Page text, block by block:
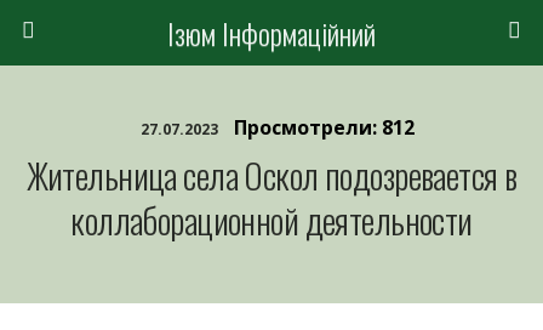
Ізюм Інформаційний
27.07.2023 Просмотрели: 812
Жительница села Оскол подозревается в
коллаборационной деятельности